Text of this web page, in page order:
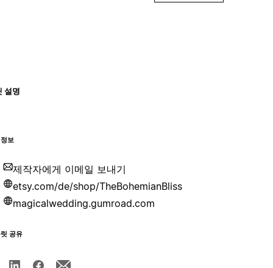
설명
보
제작자에게 이메일 보내기
etsy.com/de/shop/TheBohemianBliss
magicalwedding.gumroad.com
공유